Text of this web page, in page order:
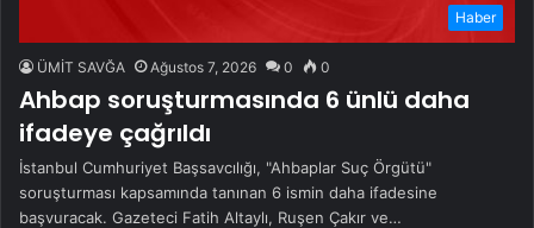
Haber
ÜMİT SAVĞA Ağustos 7, 2026 0 0
Ahbap soruşturmasında 6 ünlü daha
ifadeye çağrıldı
İstanbul Cumhuriyet Başsavcılığı, "Ahbaplar Suç Örgütü"
soruşturması kapsamında tanınan 6 ismin daha ifadesine
başvuracak. Gazeteci Fatih Altaylı, Ruşen Çakır ve…